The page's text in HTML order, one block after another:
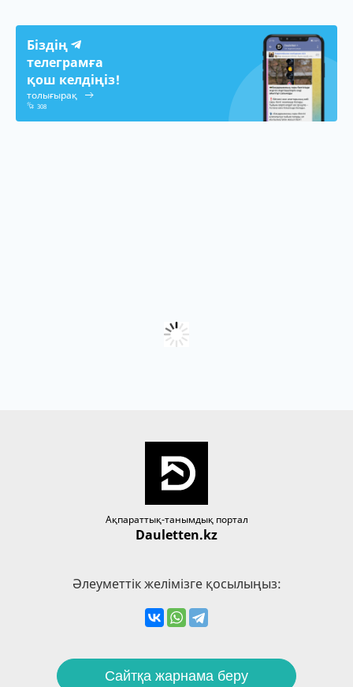
Біздің
телеграмға
қош келдіңіз!
толығырақ
308
Ақпараттық-танымдық портал
Dauletten.kz
Әлеуметтік желімізге қосылыңыз:
Сайтқа жарнама беру